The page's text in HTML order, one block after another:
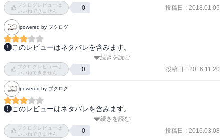
ブクログレビューは
いいねできません
0 投稿日 : 2018.01.05
powered by ブクログ
このレビューはネタバレを含みます。
雨宿りのお礼にと誘われた降霊会で、忘れようとしてもいつもどこ
かに残っていた幼き頃の友への後悔と青春時代の恋と向き合うこと
に。
戦後復興の時代の格差社会。裕福で善良な家族に囲まれて育ったゆ
うちゃんが出会った陰鬱で口数の少ない恵まれない境遇のキヨ。帰
る方向が同じだから友達になったけれど、子供ながらに感じるキヨ
との差異。あの時自らも幼い自分に何かが出来たのだろうか。
続きを読む
ブクログレビューは
いいねできません
0 投稿日 : 2016.11.20
powered by ブクログ
このレビューはネタバレを含みます。
罪がない、とおっしゃるのですか―死者と生者が語り合う禁忌に魅
入られた男が見たものとは…。
続きを読む
ブクログレビューは
いいねできません
0 投稿日 : 2016.03.08